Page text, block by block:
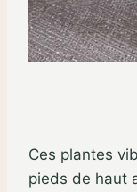
Ces plantes
pieds de haut